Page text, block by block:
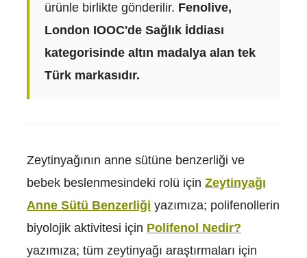
ürünle birlikte gönderilir. Fenolive,
London IOOC'de Sağlık İddiası
kategorisinde altın madalya alan tek
Türk markasıdır.
Zeytinyağının anne sütüne benzerliği ve
bebek beslenmesindeki rolü için Zeytinyağı
Anne Sütü Benzerliği yazımıza; polifenollerin
biyolojik aktivitesi için Polifenol Nedir?
yazımıza; tüm zeytinyağı araştırmaları için